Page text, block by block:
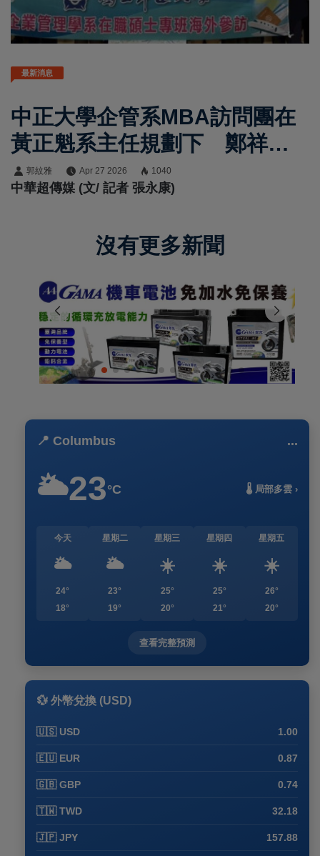
最新消息
中正大學企管系MBA訪問團在
黃正魁系主任規劃下 鄭祥麟
教授帶隊參訪再春館製薬所
再春館製薬所經營負責人井手
品牌經營策略
郭紋雅 Apr 27 2026 1040
中華超傳媒 (文/ 記者 張永康)
沒有更多新聞
📍 Columbus ...
🌥️23°C 🌡️ 局部多雲 ›
今天
🌥️
24°
18°
星期二
🌥️
23°
19°
星期三
☀️
25°
20°
星期四
☀️
25°
21°
星期五
☀️
26°
20°
查看完整預測
💱 外幣兌換 (USD)
🇺🇸 USD 1.00
🇪🇺 EUR 0.87
🇬🇧 GBP 0.74
🇹🇼 TWD 32.18
🇯🇵 JPY 157.88